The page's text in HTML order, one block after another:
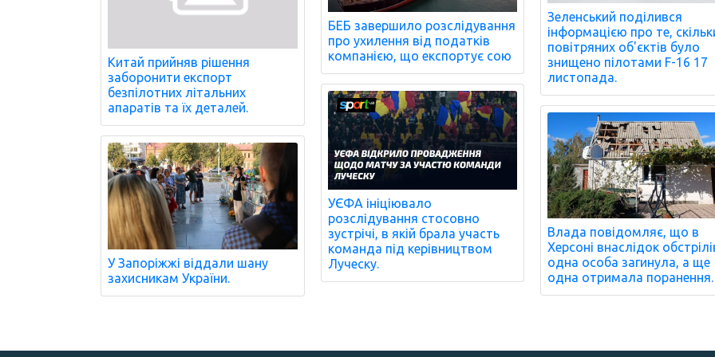
Китай прийняв рішення
заборонити експорт
безпілотних літальних
апаратів та їх деталей.
У Запоріжжі віддали шану
захисникам України.
БЕБ завершило розслідування
про ухилення від податків
компанією, що експортує сою
УЄФА ініціювало
розслідування стосовно
зустрічі, в якій брала участь
команда під керівництвом
Луческу.
Зеленський поділився
інформацією про те,
повітряних об'єктів було
знищено пілотами F-16 17
листопада.
Влада повідомляє, що в
Херсоні внаслідок
одна особа загинула, а ще
одна отримала поранення.